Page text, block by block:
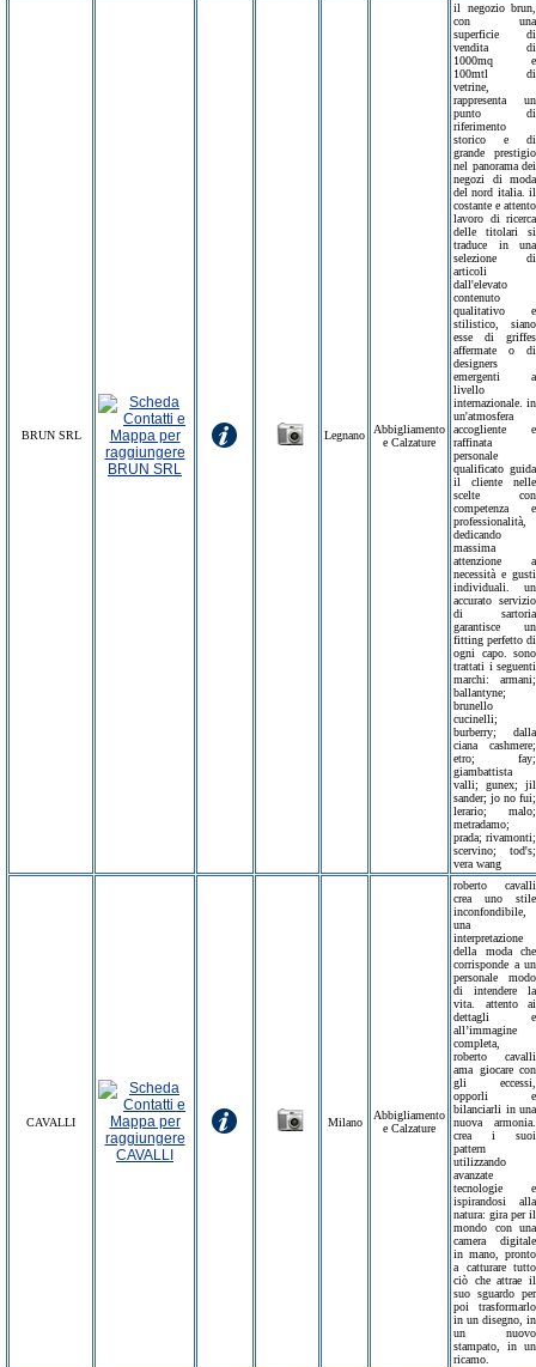
BRUN SRL Legnano
Abbigliamento
e Calzature
il negozio brun,
con una
superficie di
vendita di
1000mq e
100mtl di
vetrine,
rappresenta un
punto di
riferimento
storico e di
grande prestigio
nel panorama dei
negozi di moda
del nord italia. il
costante e attento
lavoro di ricerca
delle titolari si
traduce in una
selezione di
articoli
dall'elevato
contenuto
qualitativo e
stilistico, siano
esse di griffes
affermate o di
designers
emergenti a
livello
internazionale. in
un'atmosfera
accogliente e
raffinata
personale
qualificato guida
il cliente nelle
scelte con
competenza e
professionalità,
dedicando
massima
attenzione a
necessità e gusti
individuali. un
accurato servizio
di sartoria
garantisce un
fitting perfetto di
ogni capo. sono
trattati i seguenti
marchi: armani;
ballantyne;
brunello
cucinelli;
burberry; dalla
ciana cashmere;
etro; fay;
giambattista
valli; gunex; jil
sander; jo no fui;
lerario; malo;
metradamo;
prada; rivamonti;
scervino; tod's;
vera wang
CAVALLI Milano
Abbigliamento
e Calzature
roberto cavalli
crea uno stile
inconfondibile,
una
interpretazione
della moda che
corrisponde a un
personale modo
di intendere la
vita. attento ai
dettagli e
all’immagine
completa,
roberto cavalli
ama giocare con
gli eccessi,
opporli e
bilanciarli in una
nuova armonia.
crea i suoi
pattern
utilizzando
avanzate
tecnologie e
ispirandosi alla
natura: gira per il
mondo con una
camera digitale
in mano, pronto
a catturare tutto
ciò che attrae il
suo sguardo per
poi trasformarlo
in un disegno, in
un nuovo
stampato, in un
ricamo.